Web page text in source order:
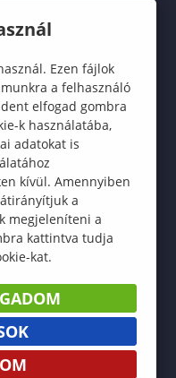
Ezen fájlok
a felhasználó
elfogad gombra
k használatába,
adatokat is
kívül. Amennyiben
a
megjeleníteni a
kattintva tudja
kat.